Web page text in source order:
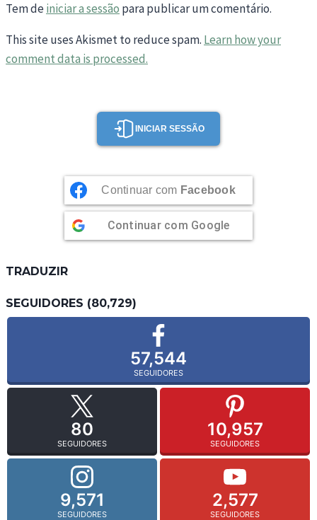
Tem deiniciar a sessão para publicar um comentário.
This site uses Akismet to reduce spam. Learn how your
comment data is processed.
INICIAR SESSÃO
Continuar com Facebook
Continuar com Google
TRADUZIR
SEGUIDORES (80,729)
57,544
SEGUIDORES
80
SEGUIDORES
10,957
SEGUIDORES
9,571
SEGUIDORES
2,577
SEGUIDORES